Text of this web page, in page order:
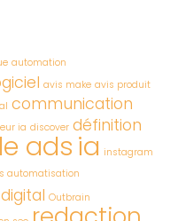
automation
avis make avis produit
communication
ia discover définition
adsia instagram
automatisation
Outbrain